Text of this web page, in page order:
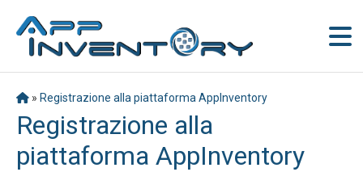
» Registrazione alla piattaforma AppInventory
Registrazione alla
piattaforma AppInventory